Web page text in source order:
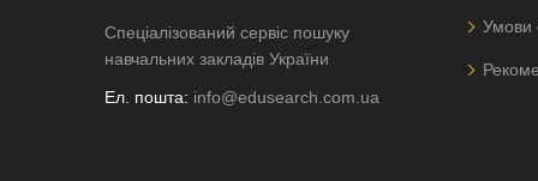
Спеціалізований сервіс пошуку
навчальних закладів України
Ел. пошта: info@edusearch.com.ua
Умови